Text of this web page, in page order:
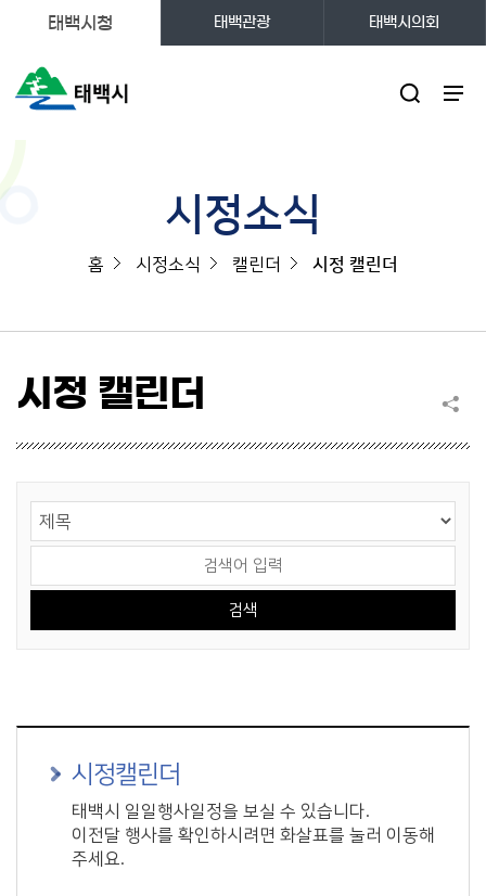
태백시청 태백관광 태백시의회
시정소식
홈 시정소식 캘린더 시정 캘린더
시정 캘린더
시정캘린더
태백시 일일행사일정을 보실 수 있습니다.
이전달 행사를 확인하시려면 화살표를 눌러 이동해
주세요.